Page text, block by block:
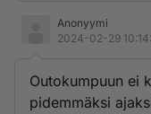
Anonyymi
2024-02-29
Outokumpuun ei
pidemmäksi